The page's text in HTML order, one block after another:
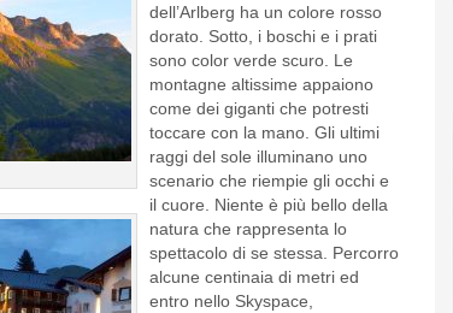
dell’Arlberg ha un colore rosso
dorato. Sotto, i boschi e i prati
sono color verde scuro. Le
montagne altissime appaiono
come dei giganti che potresti
toccare con la mano. Gli ultimi
raggi del sole illuminano uno
scenario che riempie gli occhi e
il cuore. Niente è più bello della
natura che rappresenta lo
spettacolo di se stessa. Percorro
alcune centinaia di metri ed
entro nello Skyspace,